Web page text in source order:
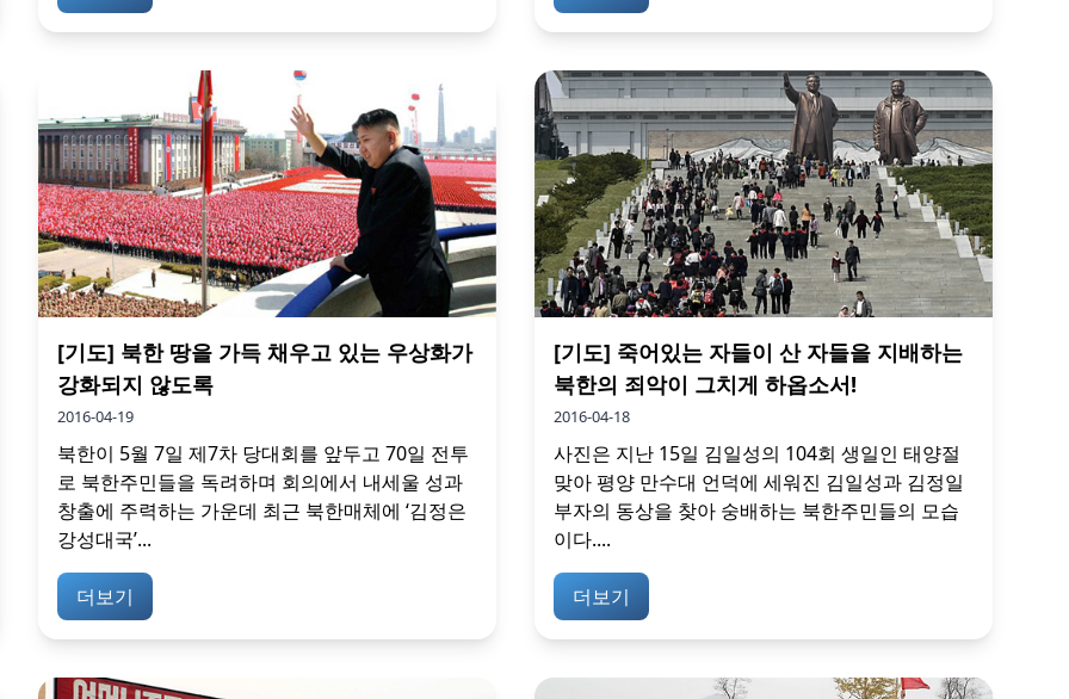
[기도] 북한 땅을 가득 채우고 있는 우상화가
강화되지 않도록
2016-04-19
북한이 5월 7일 제7차 당대회를 앞두고 70일 전투
로 북한주민들을 독려하며 회의에서 내세울 성과
창출에 주력하는 가운데 최근 북한매체에 ‘김정은
강성대국’...
더보기
[기도] 죽어있는 자들이 산 자들을 지배하는
북한의 죄악이 그치게 하옵소서!
2016-04-18
사진은 지난 15일 김일성의 104회 생일인 태양절
맞아 평양 만수대 언덕에 세워진 김일성과 김정일
부자의 동상을 찾아 숭배하는 북한주민들의 모습
이다....
더보기